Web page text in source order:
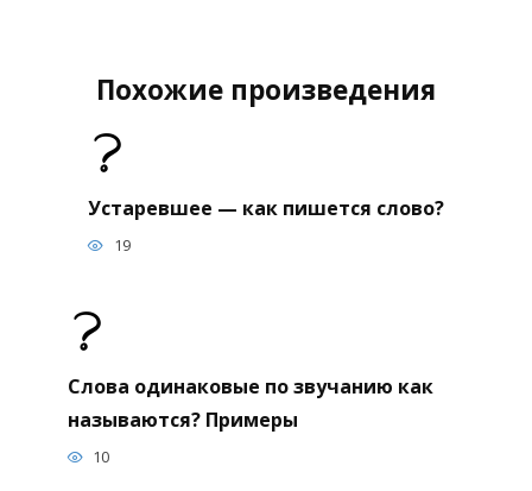
Похожие произведения
Устаревшее — как пишется слово?
19
Слова одинаковые по звучанию как
называются? Примеры
10